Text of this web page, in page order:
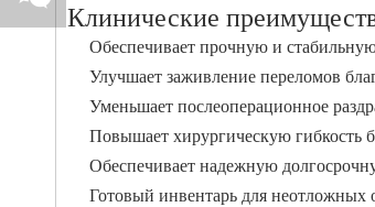
Клинические
Обеспечивает прочную и
Улучшает заживление переломов
Уменьшает послеоперационное
Повышает хирургическую гибкость
Обеспечивает надежную
Готовый инвентарь для неотложных